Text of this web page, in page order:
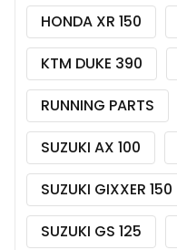
HONDA XR 150
KTM DUKE 390
RUNNING PARTS
SUZUKI AX 100
SUZUKI GIXXER 150
SUZUKI GS 125